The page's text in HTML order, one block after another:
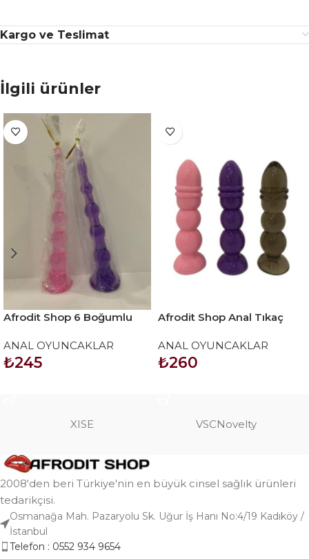
Kargo ve Teslimat
İlgili ürünler
Afrodit Shop 6 Boğumlu
anal plug
ANAL OYUNCAKLAR
₺245
Afrodit Shop Anal Tıkaç
33*135MM 85GR
ANAL OYUNCAKLAR
₺260
XISE VSCNovelty
2008'den beri Türkiye'nin en büyük cinsel sağlık ürünleri
tedarikçisi.
Osmanağa Mah. Pazaryolu Sk. Uğur İş Hanı No:4/19 Kadıköy /
İstanbul
Telefon : 0552 934 9654